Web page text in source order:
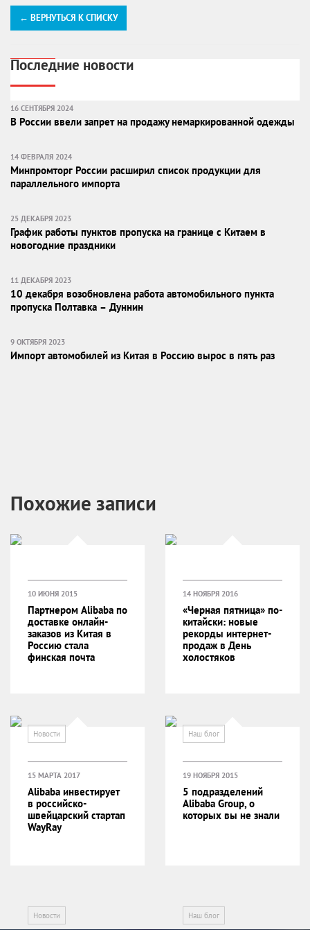
← ВЕРНУТЬСЯ К СПИСКУ
Последние новости
16 СЕНТЯБРЯ 2024
В России ввели запрет на продажу немаркированной одежды
14 ФЕВРАЛЯ 2024
Минпромторг России расширил список продукции для
параллельного импорта
25 ДЕКАБРЯ 2023
График работы пунктов пропуска на границе с Китаем в
новогодние праздники
11 ДЕКАБРЯ 2023
10 декабря возобновлена работа автомобильного пункта
пропуска Полтавка – Дуннин
9 ОКТЯБРЯ 2023
Импорт автомобилей из Китая в Россию вырос в пять раз
Похожие записи
Новости
10 ИЮНЯ 2015
Партнером Alibaba по
доставке онлайн-
заказов из Китая в
Россию стала
финская почта
Наш блог
14 НОЯБРЯ 2016
«Черная пятница» по-
китайски: новые
рекорды интернет-
продаж в День
холостяков
Новости
15 МАРТА 2017
Alibaba инвестирует
в российско-
швейцарский стартап
WayRay
Наш блог
19 НОЯБРЯ 2015
5 подразделений
Alibaba Group, о
которых вы не знали